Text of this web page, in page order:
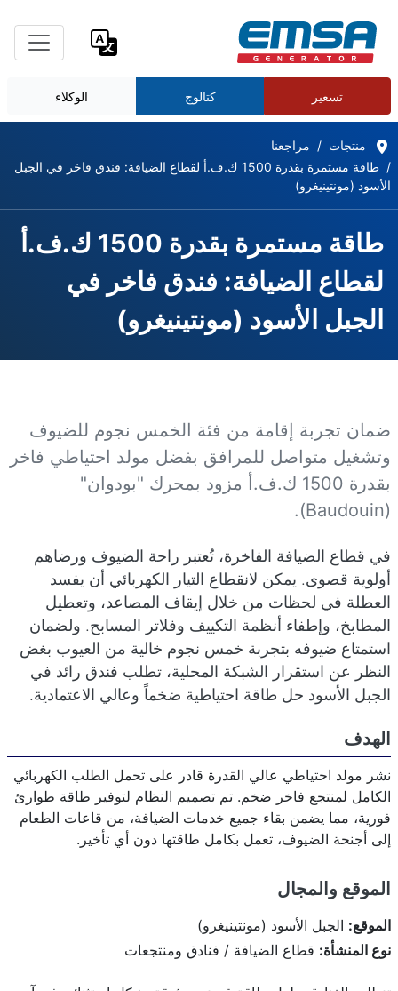
تسعير كتالوج الوكلاء
منتجات
مراجعنا
طاقة مستمرة بقدرة 1500 ك.ف.أ لقطاع الضيافة: فندق فاخر في الجبل
الأسود (مونتينيغرو)
طاقة مستمرة بقدرة 1500 ك.ف.أ
لقطاع الضيافة: فندق فاخر في
الجبل الأسود (مونتينيغرو)
مراجعنا
التفاصيل
كتب بواسطة:
EMSA Generator
المجموعة:Projects
نشر بتاريخ: 23 آذار/مارس 2026
حدث بتاريخ: 24 آذار/مارس 2026
ضمان تجربة إقامة من فئة الخمس نجوم للضيوف
وتشغيل متواصل للمرافق بفضل مولد احتياطي فاخر
بقدرة 1500 ك.ف.أ مزود بمحرك "بودوان"
(Baudouin).
في قطاع الضيافة الفاخرة، تُعتبر راحة الضيوف ورضاهم
أولوية قصوى. يمكن لانقطاع التيار الكهربائي أن يفسد
العطلة في لحظات من خلال إيقاف المصاعد، وتعطيل
المطابخ، وإطفاء أنظمة التكييف وفلاتر المسابح. ولضمان
استمتاع ضيوفه بتجربة خمس نجوم خالية من العيوب بغض
النظر عن استقرار الشبكة المحلية، تطلب فندق رائد في
الجبل الأسود حل طاقة احتياطية ضخماً وعالي الاعتمادية.
الهدف
نشر مولد احتياطي عالي القدرة قادر على تحمل الطلب الكهربائي
الكامل لمنتجع فاخر ضخم. تم تصميم النظام لتوفير طاقة طوارئ
فورية، مما يضمن بقاء جميع خدمات الضيافة، من قاعات الطعام
إلى أجنحة الضيوف، تعمل بكامل طاقتها دون أي تأخير.
الموقع والمجال
الموقع: الجبل الأسود (مونتينيغرو)
نوع المنشأة: قطاع الضيافة / فنادق ومنتجعات